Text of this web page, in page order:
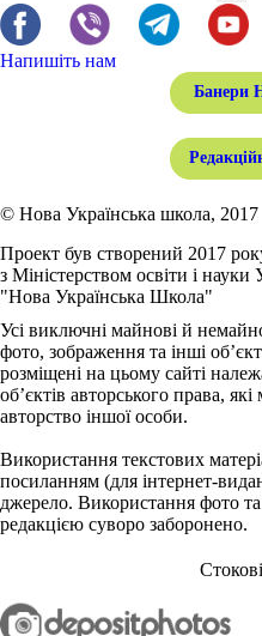
Напишіть нам
© Нова Українська школа, 2017
Проект був створений 2017
з Міністерством освіти і
"Нова Українська Школа"
Усі виключні майнові й
фото, зображення та інші
розміщені на цьому сайті
об’єктів авторського права,
авторство іншої особи.
Використання текстових
посиланням (для інтернет-
джерело. Використання фото
редакцією суворо заборонено.